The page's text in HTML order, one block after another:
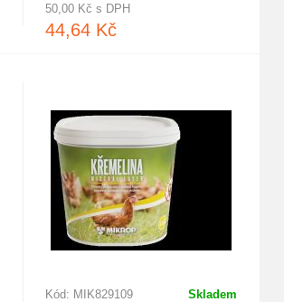
50,00 Kč s DPH
44,64 Kč
Kód: MIK829109 Skladem